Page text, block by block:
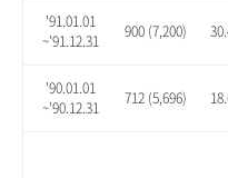
'91.01.01
~'91.12.31
900 (7,200)
'90.01.01
~'90.12.31
712 (5,696)